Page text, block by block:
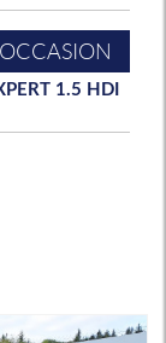
OCCASION
1.5 HDI